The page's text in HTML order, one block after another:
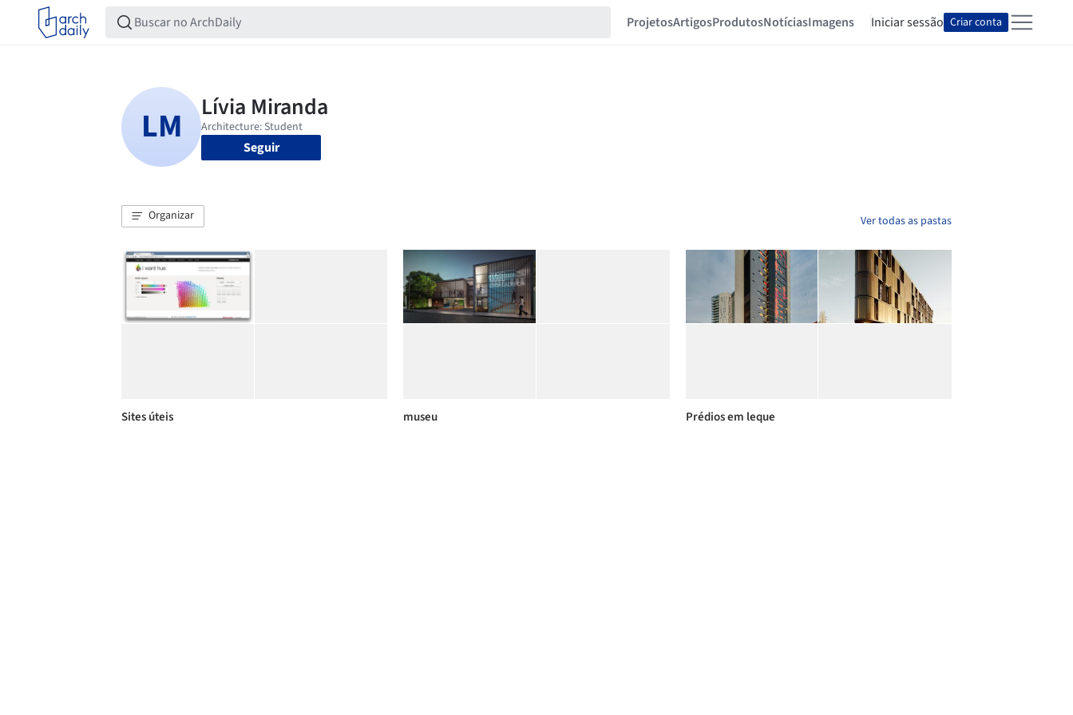
ProjetosArtigosProdutosNotíciasImagens Iniciar sessão Criar conta
Seguir
Organizar Ver todas as pastas
Sites úteis museu Prédios em leque